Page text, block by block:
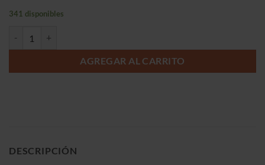
341 disponibles
AGREGAR AL CARRITO
DESCRIPCIÓN